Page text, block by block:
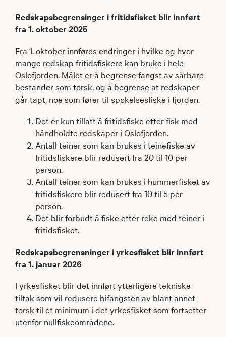
Redskapsbegrensinger i fritidsfisket blir innført
fra 1. oktober 2025
Fra 1. oktober innføres endringer i hvilke og hvor
mange redskap fritidsfiskere kan bruke i hele
Oslofjorden. Målet er å begrense fangst av sårbare
bestander som torsk, og å begrense at redskaper
går tapt, noe som fører til spøkelsesfiske i fjorden.
Det er kun tillatt å fritidsfiske etter fisk med
håndholdte redskaper i Oslofjorden.
Antall teiner som kan brukes i teinefiske av
fritidsfiskere blir redusert fra 20 til 10 per
person.
Antall teiner som kan brukes i hummerfisket av
fritidsfiskere blir redusert fra 10 til 5 per
person.
Det blir forbudt å fiske etter reke med teiner i
fritidsfisket.
Redskapsbegrensninger i yrkesfisket blir innført
fra 1. januar 2026
I yrkesfisket blir det innført ytterligere tekniske
tiltak som vil redusere bifangsten av blant annet
torsk til et minimum i det yrkesfisket som fortsetter
utenfor nullfiskeområdene.